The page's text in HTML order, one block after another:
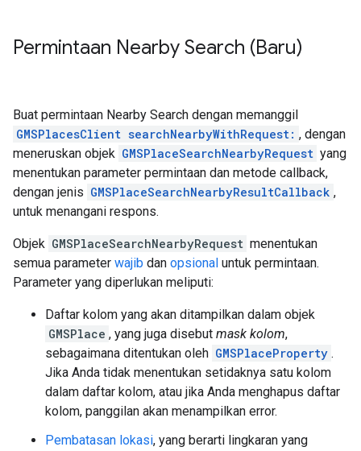
Permintaan Nearby Search (Baru)
Buat permintaan Nearby Search dengan memanggil
GMSPlacesClient searchNearbyWithRequest: , dengan
meneruskan objek GMSPlaceSearchNearbyRequest yang
menentukan parameter permintaan dan metode callback,
dengan jenis GMSPlaceSearchNearbyResultCallback ,
untuk menangani respons.
Objek GMSPlaceSearchNearbyRequest menentukan
semua parameter wajib dan opsional untuk permintaan.
Parameter yang diperlukan meliputi:
Daftar kolom yang akan ditampilkan dalam objek
GMSPlace , yang juga disebut mask kolom,
sebagaimana ditentukan oleh GMSPlaceProperty .
Jika Anda tidak menentukan setidaknya satu kolom
dalam daftar kolom, atau jika Anda menghapus daftar
kolom, panggilan akan menampilkan error.
Pembatasan lokasi, yang berarti lingkaran yang